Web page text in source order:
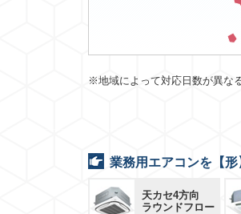
※地域によって対応日数が異な
業務用エアコンを【
天カセ4方向
ラウンドフロー